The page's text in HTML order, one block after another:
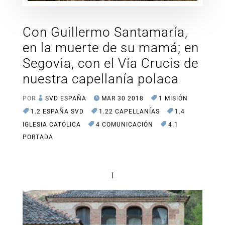
Con Guillermo Santamaría,
en la muerte de su mamá; en
Segovia, con el Vía Crucis de
nuestra capellanía polaca
POR SVD ESPAÑA MAR 30 2018
1 MISIÓN
1.2 ESPAÑA SVD
1.22 CAPELLANÍAS
1.4
IGLESIA CATÓLICA
4 COMUNICACIÓN
4.1
PORTADA